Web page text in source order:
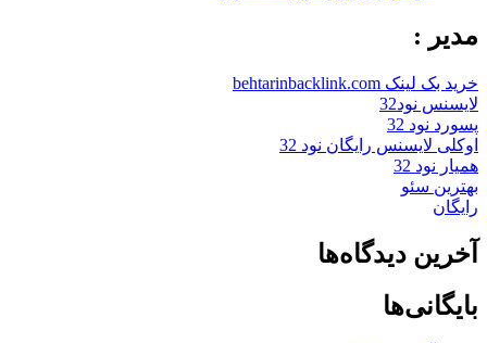
مدیر :
خرید بک لینک behtarinbacklink.com
لایسنس نود32
پسورد نود 32
اوکلی لایسنس رایگان نود 32
همیار نود 32
بهترین سئو
رایگان
آخرین دیدگاه‌ها
بایگانی‌ها